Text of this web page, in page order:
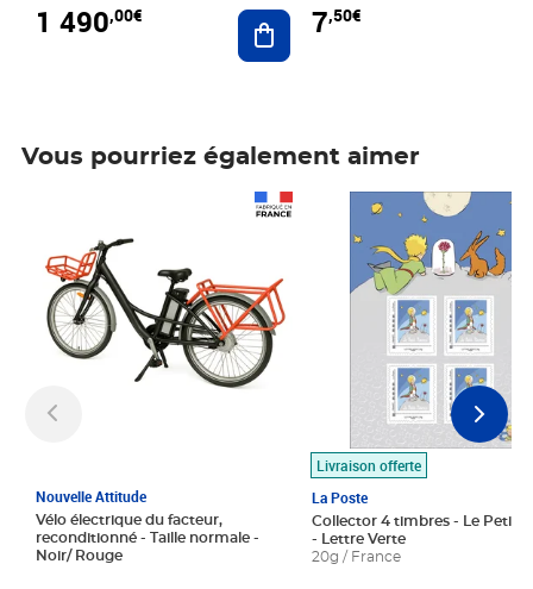
1 490,00€ Ajouter au panier
7,50€
Vous pourriez également aimer
Nouvelle Attitude
Vélo électrique du facteur,
reconditionné - Taille normale -
Noir/ Rouge
Livraison offerte
La Poste
Collector 4 timbres - Le Petit
- Lettre Verte
20g / France
Prix 7,50€